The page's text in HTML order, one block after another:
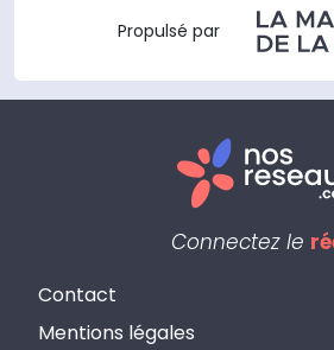
Propulsé par
Connectez le
Contact
Mentions légales